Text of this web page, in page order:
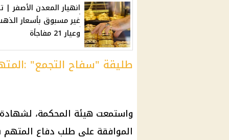
انهيار المعدن الأصفر |
غير مسبوق بأسعار
وعيار 21 مفاجأة
طليقة "سفاح التجمع"
واستمعت هيئة المحكمة،
الموافقة على طلب دفاع